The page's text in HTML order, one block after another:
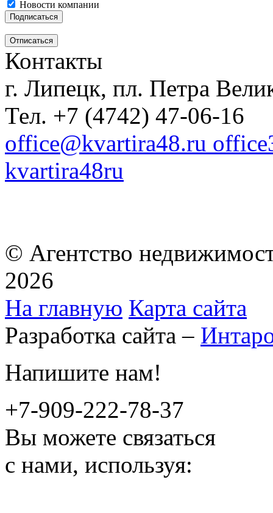
Новости компании
Контакты
г. Липецк, пл. Петра
Тел. +7 (4742) 47-06-16
office@kvartira48.ru
kvartira48ru
© Агентство
2026
На главную Карта сайта
Разработка сайта –
Напишите нам!
+7-909-222-78-37
Вы можете связаться
с нами, используя: